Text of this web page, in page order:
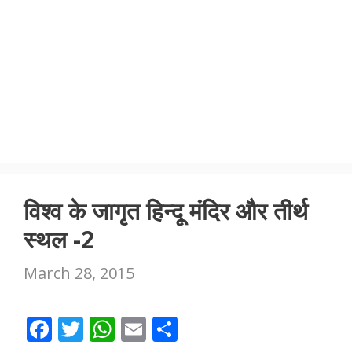
विश्व के जागृत हिन्दू मंदिर और तीर्थ
स्थल -2
March 28, 2015
F T W E